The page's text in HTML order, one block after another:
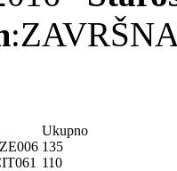
Ukupno
135
110